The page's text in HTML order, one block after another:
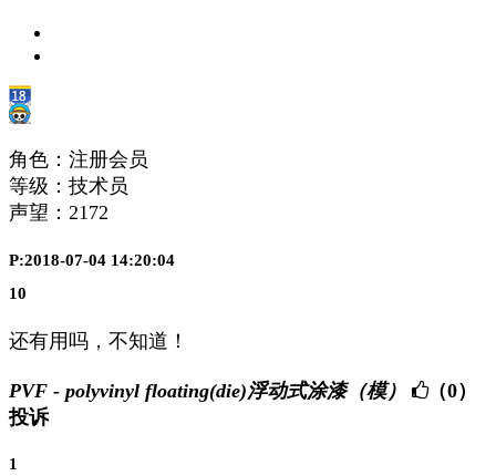
角色：注册会员
等级：技术员
声望： 2172
P:2018-07-04 14:20:04
10
还有用吗，不知道！
PVF - polyvinyl floating(die)浮动式涂漆（模）
（0）
投诉
1